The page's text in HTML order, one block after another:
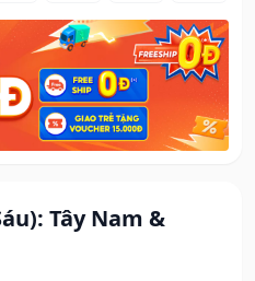
Tây Nam &